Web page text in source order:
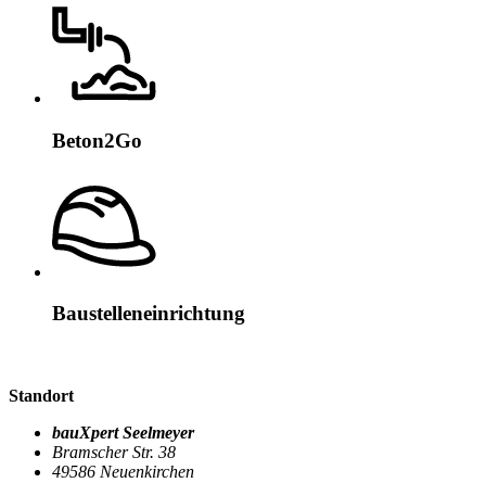
Beton2Go
Baustelleneinrichtung
Standort
bauXpert Seelmeyer
Bramscher Str. 38
49586 Neuenkirchen